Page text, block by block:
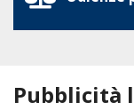
Pubblicità